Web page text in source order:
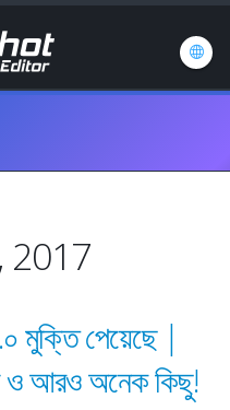
2017
পেয়েছে |
ও আরও অনেক কিছু!